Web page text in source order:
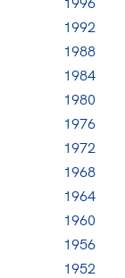
1992
1988
1984
1980
1976
1972
1968
1964
1960
1956
1952